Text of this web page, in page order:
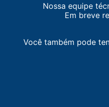
Nossa equipe
Em breve
Você também pode